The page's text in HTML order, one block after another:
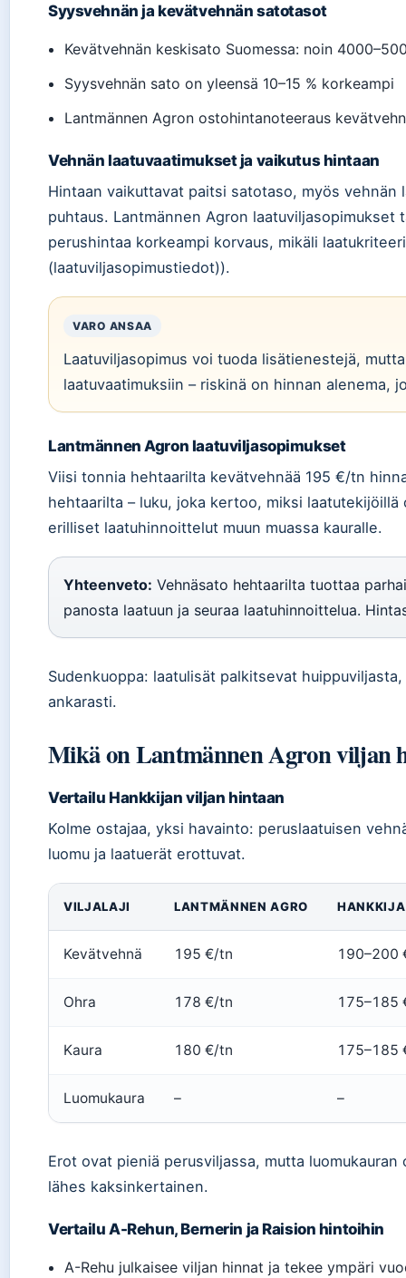
Syysvehnän ja kevätvehnän satotasot
Kevätvehnän keskisato Suomessa: noin
Syysvehnän sato on yleensä 10–15 % korkeampi
Lantmännen Agron ostohintanoteeraus
Vehnän laatuvaatimukset ja vaikutus hintaan
Hintaan vaikuttavat paitsi satotaso, myös
puhtaus. Lantmännen Agron laatuviljasopimukset
perushintaa korkeampi korvaus, mikäli
(laatuviljasopimustiedot)).
VARO ANSAA
Laatuviljasopimus voi tuoda lisätienestejä,
laatuvaatimuksiin – riskinä on hinnan alenema,
Lantmännen Agron laatuviljasopimukset
Viisi tonnia hehtaarilta kevätvehnää 195 €/tn
hehtaarilta – luku, joka kertoo, miksi
erilliset laatuhinnoittelut muun muassa kauralle.
Yhteenveto: Vehnäsato hehtaarilta tuottaa
panosta laatuun ja seuraa laatuhinnoittelua.
Sudenkuoppa: laatulisät palkitsevat
ankarasti.
Mikä on Lantmännen Agron viljan
Vertailu Hankkijan viljan hintaan
Kolme ostajaa, yksi havainto: peruslaatuisen
luomu ja laatuerät erottuvat.
VILJALAJI LANTMÄNNEN AGRO HANKKIJA
Kevätvehnä 195 €/tn 190–200
Ohra 178 €/tn 175–185
Kaura 180 €/tn 175–185
Luomukaura – –
Erot ovat pieniä perusviljassa, mutta
lähes kaksinkertainen.
Vertailu A-Rehun, Bernerin ja Raision hintoihin
A-Rehu julkaisee viljan hinnat ja tekee ympäri